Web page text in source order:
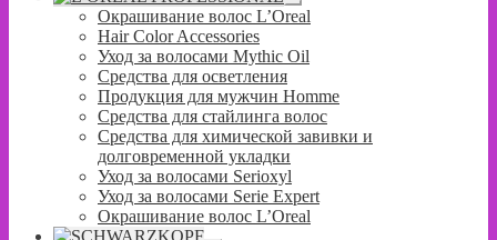
Развернутое
вложенное
Окрашивание волос L’Oreal
Hair Color Accessories
Уход за волосами Mythic Oil
Средства для осветления
Продукция для мужчин Homme
Средства для стайлинга волос
Средства для химической завивки и
долговременной укладки
Уход за волосами Serioxyl
Уход за волосами Serie Expert
Окрашивание волос L’Oreal